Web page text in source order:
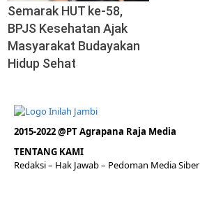
Semarak HUT ke-58,
BPJS Kesehatan Ajak
Masyarakat Budayakan
Hidup Sehat
2015-2022 @PT Agrapana Raja Media
TENTANG KAMI
Redaksi– Hak Jawab – Pedoman Media Siber